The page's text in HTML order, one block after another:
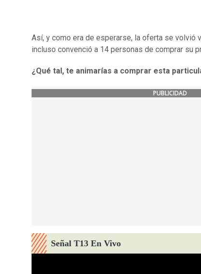
Así, y como era de esperarse, la oferta se volvió
incluso convenció a 14 personas de comprar su
¿Qué tal, te animarías a comprar esta
PUBLICIDAD
Señal T13 En Vivo